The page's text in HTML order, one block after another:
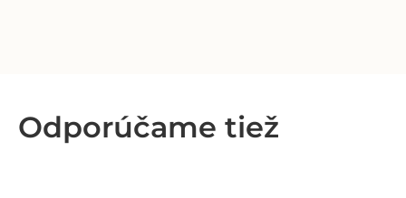
Odporúčame tiež